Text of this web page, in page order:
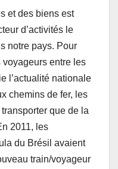
et des biens est
d’activités le
notre pays. Pour
voyageurs entre les
l’actualité nationale
chemins de fer, les
que de la
2011, les
du Brésil avaient
train/voyageur